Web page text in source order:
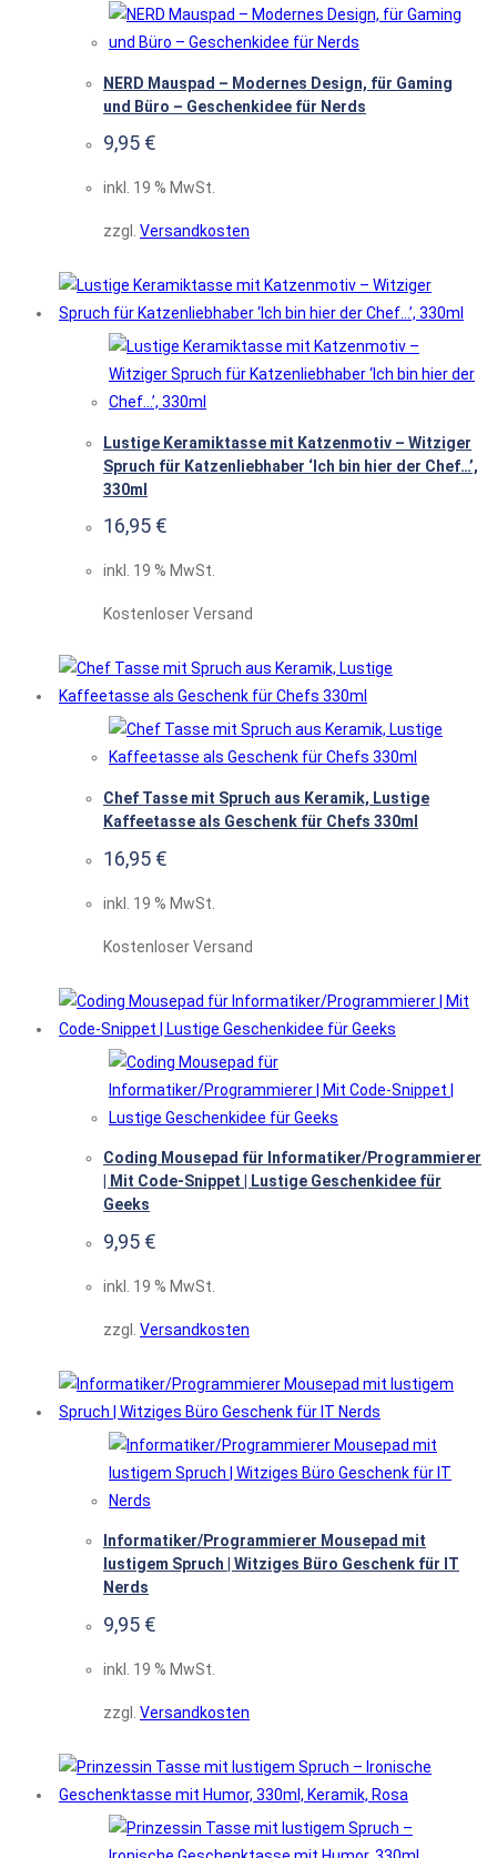
NERD Mauspad – Modernes Design, für Gaming
und Büro – Geschenkidee für Nerds
9,95 €
inkl. 19 % MwSt.
zzgl. Versandkosten
Lustige Keramiktasse mit Katzenmotiv – Witziger
Spruch für Katzenliebhaber ‘Ich bin hier der Chef…’,
330ml
16,95 €
inkl. 19 % MwSt.
Kostenloser Versand
Chef Tasse mit Spruch aus Keramik, Lustige
Kaffeetasse als Geschenk für Chefs 330ml
16,95 €
inkl. 19 % MwSt.
Kostenloser Versand
Coding Mousepad für Informatiker/Programmierer
| Mit Code-Snippet | Lustige Geschenkidee für
Geeks
9,95 €
inkl. 19 % MwSt.
zzgl. Versandkosten
Informatiker/Programmierer Mousepad mit
lustigem Spruch | Witziges Büro Geschenk für IT
Nerds
9,95 €
inkl. 19 % MwSt.
zzgl. Versandkosten